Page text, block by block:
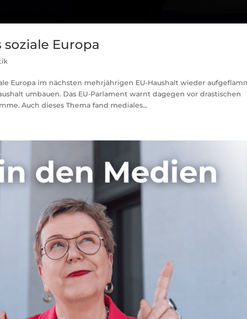
Europa
Europa im nächsten mehrjährigen EU-Haushalt wieder
umbauen. Das EU-Parlament warnt dagegen vor drastischen
Auch dieses Thema fand mediales...